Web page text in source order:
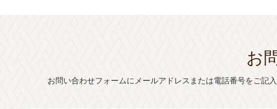
お
お問い合わせフォームにメールアドレスまたは電話番号をご記